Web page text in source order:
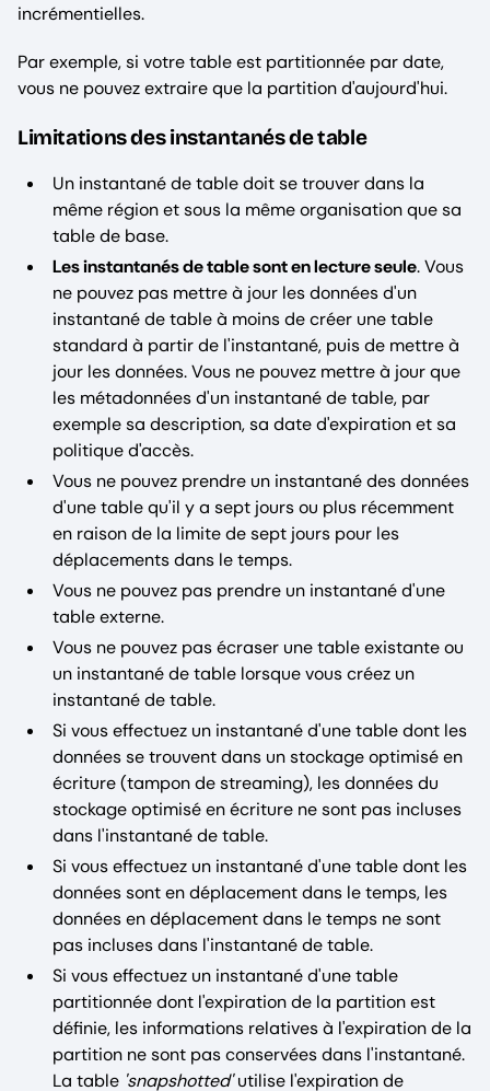
incrémentielles.
Par exemple, si votre table est partitionnée par date,
vous ne pouvez extraire que la partition d'aujourd'hui.
Limitations des instantanés de table
Un instantané de table doit se trouver dans la
même région et sous la même organisation que sa
table de base.
Les instantanés de table sont en lecture seule. Vous
ne pouvez pas mettre à jour les données d'un
instantané de table à moins de créer une table
standard à partir de l'instantané, puis de mettre à
jour les données. Vous ne pouvez mettre à jour que
les métadonnées d'un instantané de table, par
exemple sa description, sa date d'expiration et sa
politique d'accès.
Vous ne pouvez prendre un instantané des données
d'une table qu'il y a sept jours ou plus récemment
en raison de la limite de sept jours pour les
déplacements dans le temps.
Vous ne pouvez pas prendre un instantané d'une
table externe.
Vous ne pouvez pas écraser une table existante ou
un instantané de table lorsque vous créez un
instantané de table.
Si vous effectuez un instantané d'une table dont les
données se trouvent dans un stockage optimisé en
écriture (tampon de streaming), les données du
stockage optimisé en écriture ne sont pas incluses
dans l'instantané de table.
Si vous effectuez un instantané d'une table dont les
données sont en déplacement dans le temps, les
données en déplacement dans le temps ne sont
pas incluses dans l'instantané de table.
Si vous effectuez un instantané d'une table
partitionnée dont l'expiration de la partition est
définie, les informations relatives à l'expiration de la
partition ne sont pas conservées dans l'instantané.
La table 'snapshotted'utilise l'expiration de